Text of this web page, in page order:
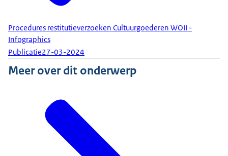
Procedures restitutieverzoeken Cultuurgoederen WOII -
Infographics
Publicatie27-03-2024
Meer over dit onderwerp